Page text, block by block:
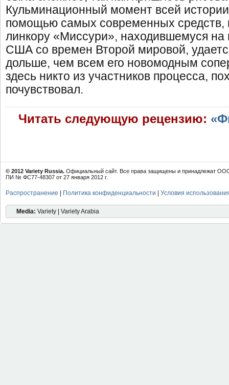
Кульминационный момент всей
помощью самых современных средств,
линкору «Миссури», находившемуся
США со времен Второй мировой,
дольше, чем всем его новомодным
здесь никто из участников процесса,
почувствовал.
Читать следующую рецензию:
© 2012 Variety Russia. Официальный сайт. Все права защищены и принадлежат
ПИ № ФС77-48307 от 27 января 2012 г.
Распространение Политика конфиденциальности Условия
Media: Variety | Variety Arabia